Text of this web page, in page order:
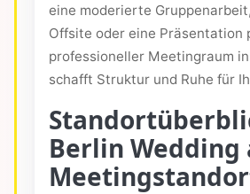
eine moderierte
Offsite oder eine Präsentation
professioneller Meetingraum
schafft Struktur und Ruhe für
Berlin Wedding